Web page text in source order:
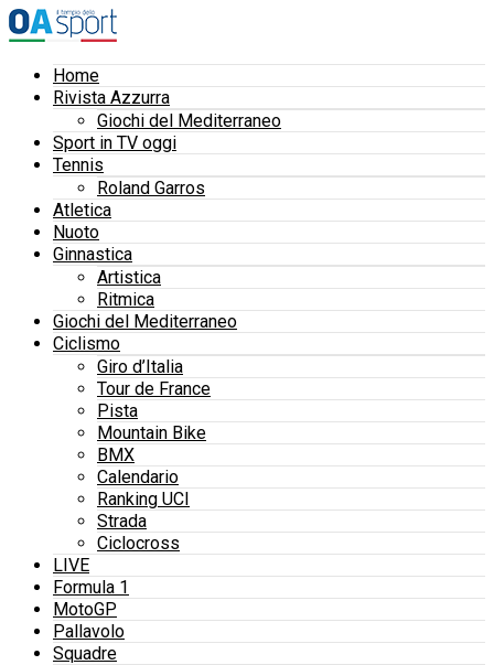
Home
Rivista Azzurra
Giochi del Mediterraneo
Sport in TV oggi
Tennis
Roland Garros
Atletica
Nuoto
Ginnastica
Artistica
Ritmica
Giochi del Mediterraneo
Ciclismo
Giro d’Italia
Tour de France
Pista
Mountain Bike
BMX
Calendario
Ranking UCI
Strada
Ciclocross
LIVE
Formula 1
MotoGP
Pallavolo
Squadre